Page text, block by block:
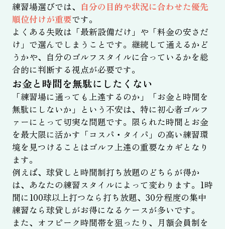
練習場選びでは、 自分の目的や状況に合わせた優先
順位付けが重要です。
よくある失敗は「最新設備だけ」や「料金の安さだ
け」で選んでしまうことです。継続して通えるかど
うかや、自分のゴルフスタイルに合っているかを総
合的に判断する視点が必要です。
お金と時間を無駄にしたくない
「練習場に通っても上達するのか」「お金と時間を
無駄にしないか」という不安は、特に初心者ゴルフ
ァーにとって切実な問題です。限られた時間とお金
を最大限に活かす「コスパ・タイパ」の高い練習環
境を見つけることはゴルフ上達の重要なカギとなり
ます。
例えば、球貸しと時間制打ち放題のどちらが得か
は、あなたの練習スタイルによって変わります。1時
間に100球以上打つなら打ち放題、30分程度の集中
練習なら球貸しがお得になるケースが多いです。
また、オフピーク時間帯を狙ったり、月額会員制を